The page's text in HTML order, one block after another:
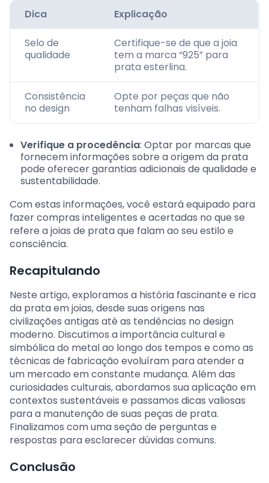
Dica Explicação
Selo de
qualidade
Certifique-se de que a joia
tem a marca “925” para
prata esterlina.
Consistência
no design
Opte por peças que não
tenham falhas visíveis.
Verifique a procedência: Optar por marcas que
fornecem informações sobre a origem da prata
pode oferecer garantias adicionais de qualidade e
sustentabilidade.
Com estas informações, você estará equipado para
fazer compras inteligentes e acertadas no que se
refere a joias de prata que falam ao seu estilo e
consciência.
Recapitulando
Neste artigo, exploramos a história fascinante e rica
da prata em joias, desde suas origens nas
civilizações antigas até as tendências no design
moderno. Discutimos a importância cultural e
simbólica do metal ao longo dos tempos e como as
técnicas de fabricação evoluíram para atender a
um mercado em constante mudança. Além das
curiosidades culturais, abordamos sua aplicação em
contextos sustentáveis e passamos dicas valiosas
para a manutenção de suas peças de prata.
Finalizamos com uma seção de perguntas e
respostas para esclarecer dúvidas comuns.
Conclusão